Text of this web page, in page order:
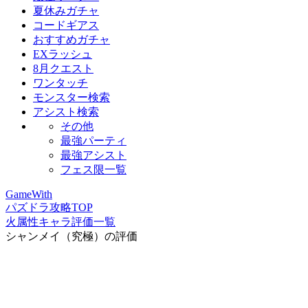
夏休みガチャ
コードギアス
おすすめガチャ
EXラッシュ
8月クエスト
ワンタッチ
モンスター検索
アシスト検索
その他
最強パーティ
最強アシスト
フェス限一覧
GameWith
パズドラ攻略TOP
火属性キャラ評価一覧
シャンメイ（究極）の評価